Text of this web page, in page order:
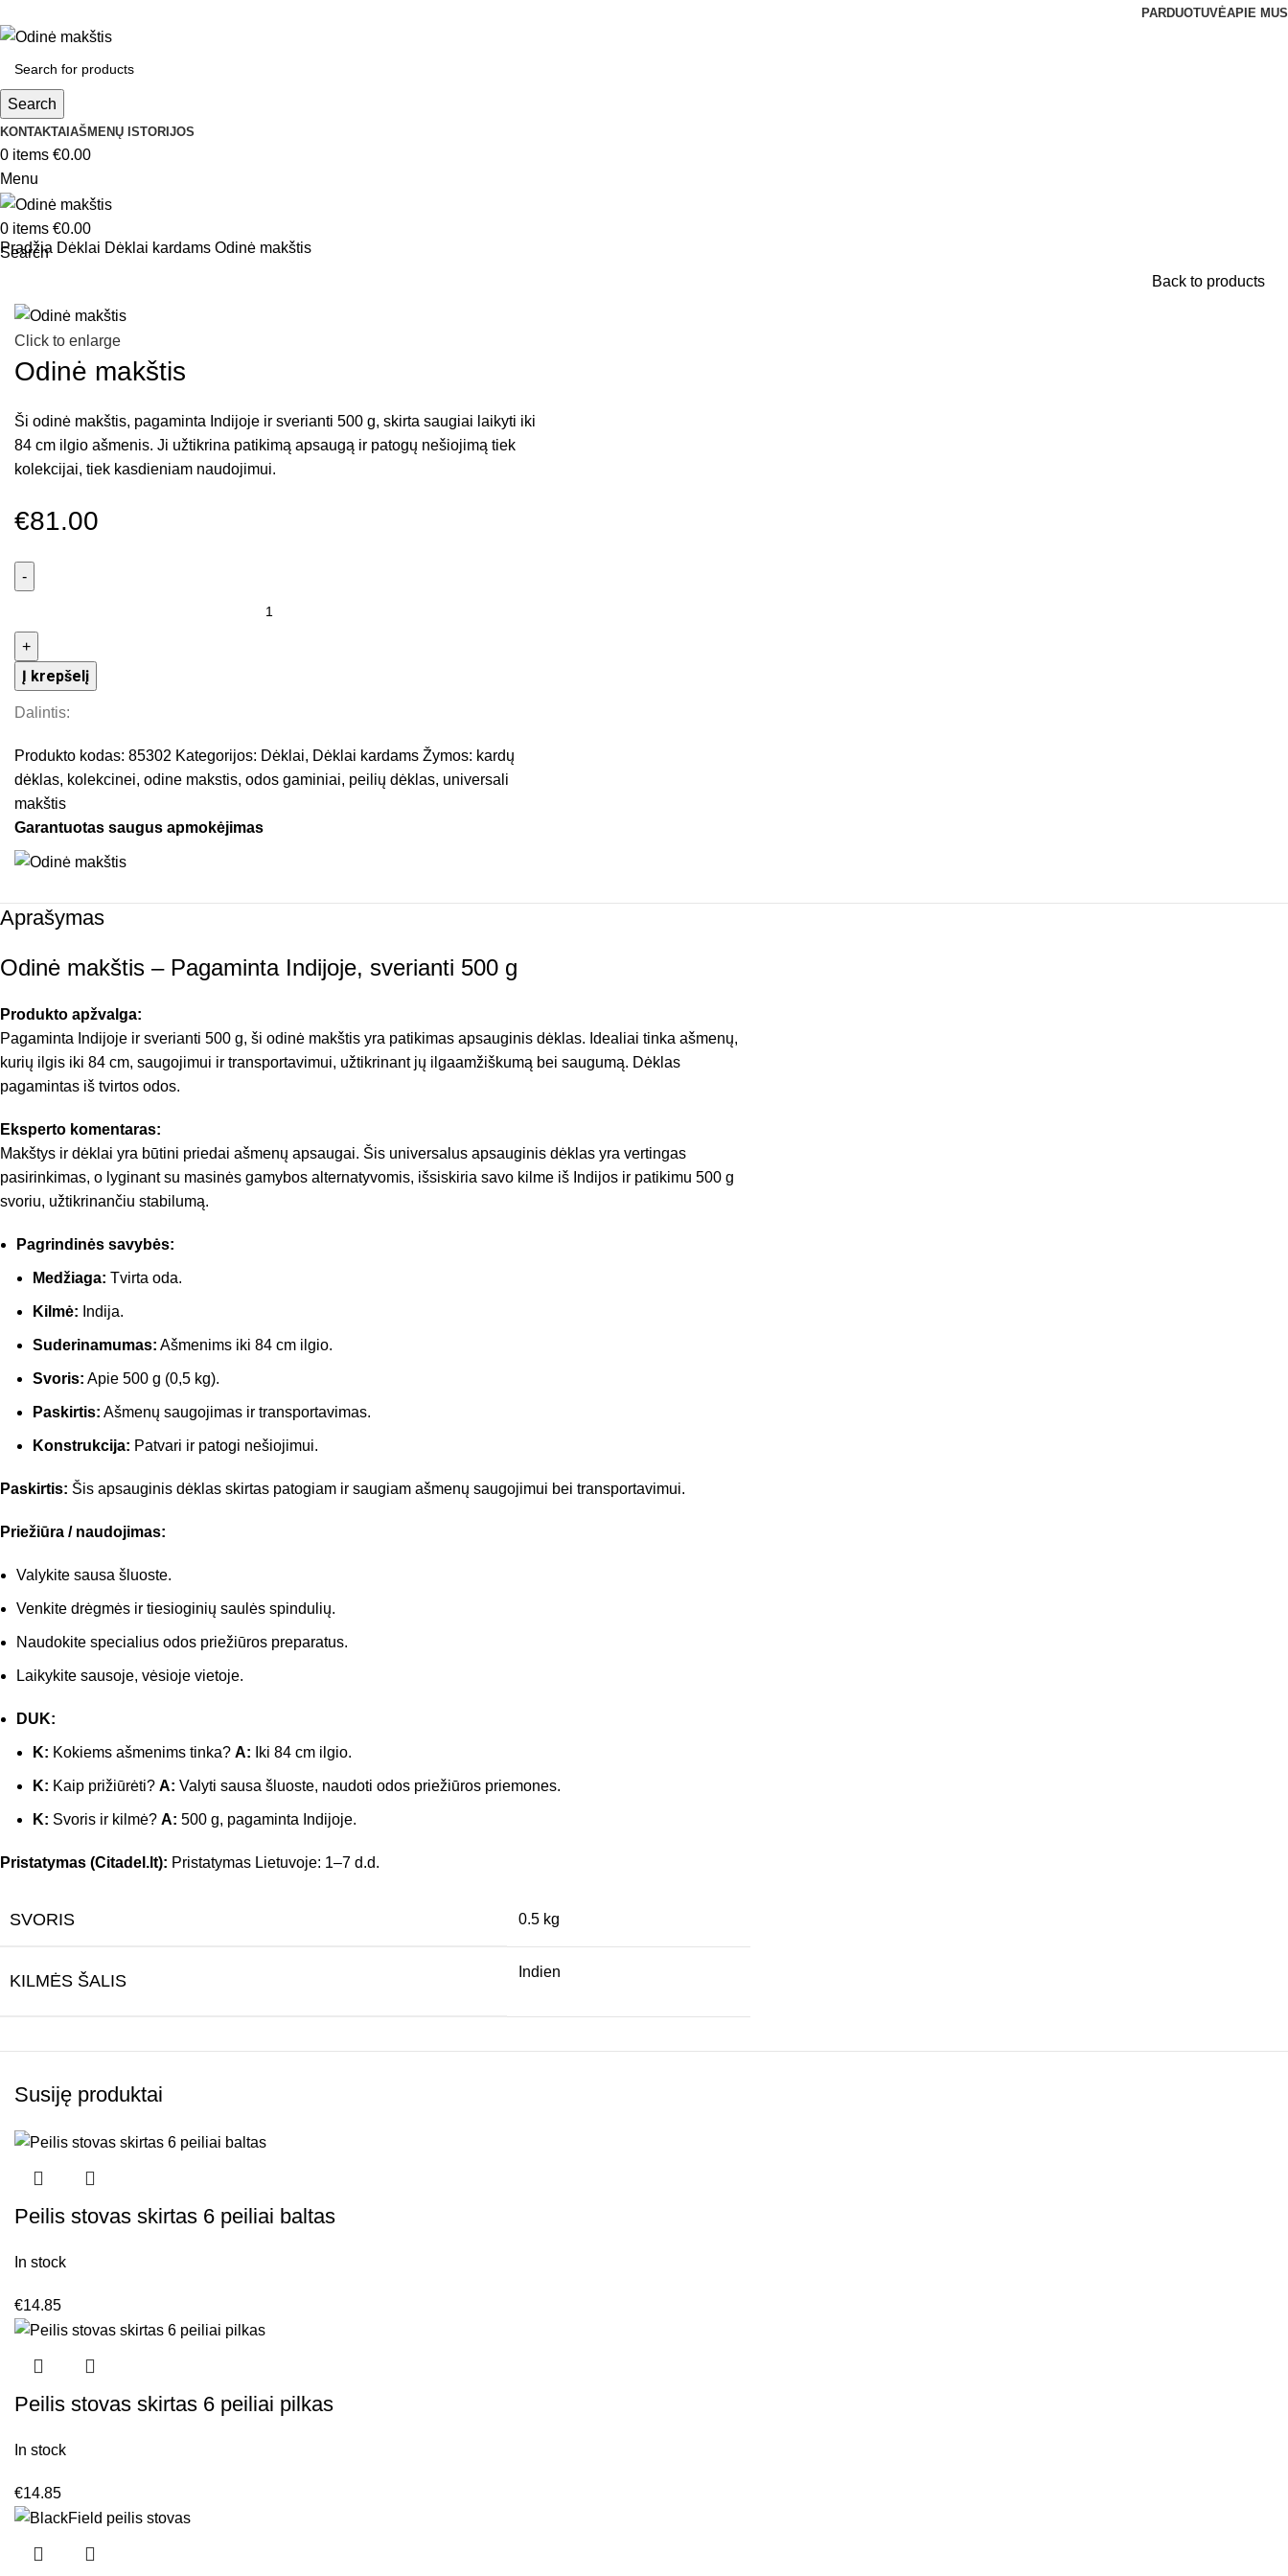
PARDUOTUVĖAPIE MUS
Search
KONTAKTAI AŠMENŲ ISTORIJOS
0 items €0.00
Menu
0 items €0.00
Search
Pradžia Dėklai Dėklai kardams Odinė makštis
Back to products
Click to enlarge
Odinė makštis
Ši odinė makštis, pagaminta Indijoje ir sverianti 500 g, skirta saugiai laikyti iki
84 cm ilgio ašmenis. Ji užtikrina patikimą apsaugą ir patogų nešiojimą tiek
kolekcijai, tiek kasdieniam naudojimui.
€81.00
Į krepšelį
Dalintis:
Produkto kodas: 85302 Kategorijos: Dėklai, Dėklai kardams Žymos: kardų
dėklas, kolekcinei, odine makstis, odos gaminiai, peilių dėklas, universali
makštis
Garantuotas saugus apmokėjimas
Aprašymas
Odinė makštis – Pagaminta Indijoje, sverianti 500 g
Produkto apžvalga:
Pagaminta Indijoje ir sverianti 500 g, ši odinė makštis yra patikimas apsauginis dėklas. Idealiai tinka ašmenų,
kurių ilgis iki 84 cm, saugojimui ir transportavimui, užtikrinant jų ilgaamžiškumą bei saugumą. Dėklas
pagamintas iš tvirtos odos.
Eksperto komentaras:
Makštys ir dėklai yra būtini priedai ašmenų apsaugai. Šis universalus apsauginis dėklas yra vertingas
pasirinkimas, o lyginant su masinės gamybos alternatyvomis, išsiskiria savo kilme iš Indijos ir patikimu 500 g
svoriu, užtikrinančiu stabilumą.
Pagrindinės savybės:
Medžiaga: Tvirta oda.
Kilmė: Indija.
Suderinamumas: Ašmenims iki 84 cm ilgio.
Svoris: Apie 500 g (0,5 kg).
Paskirtis: Ašmenų saugojimas ir transportavimas.
Konstrukcija: Patvari ir patogi nešiojimui.
Paskirtis: Šis apsauginis dėklas skirtas patogiam ir saugiam ašmenų saugojimui bei transportavimui.
Priežiūra / naudojimas:
Valykite sausa šluoste.
Venkite drėgmės ir tiesioginių saulės spindulių.
Naudokite specialius odos priežiūros preparatus.
Laikykite sausoje, vėsioje vietoje.
DUK:
K: Kokiems ašmenims tinka? A: Iki 84 cm ilgio.
K: Kaip prižiūrėti? A: Valyti sausa šluoste, naudoti odos priežiūros priemones.
K: Svoris ir kilmė? A: 500 g, pagaminta Indijoje.
Pristatymas (Citadel.lt): Pristatymas Lietuvoje: 1–7 d.d.
SVORIS 0.5 kg
KILMĖS ŠALIS Indien
Susiję produktai
Peilis stovas skirtas 6 peiliai baltas
In stock
€14.85
Peilis stovas skirtas 6 peiliai pilkas
In stock
€14.85